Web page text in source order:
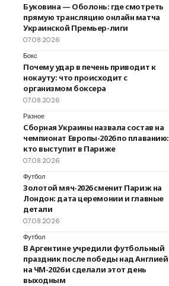
Буковина — Оболонь: где смотреть
прямую трансляцию онлайн матча
Украинской Премьер-лиги
07.08.2026
Бокс
Почему удар в печень приводит к
нокауту: что происходит с
организмом боксера
07.08.2026
Разное
Сборная Украины назвала состав на
чемпионат Европы-2026 по плаванию:
кто выступит в Париже
07.08.2026
Футбол
Золотой мяч-2026 сменит Париж на
Лондон: дата церемонии и главные
детали
07.08.2026
Футбол
В Аргентине учредили футбольный
праздник после победы над Англией
на ЧМ-2026 и сделали этот день
выходным